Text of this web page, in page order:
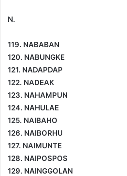
N.
119. NABABAN
120. NABUNGKE
121. NADAPDAP
122. NADEAK
123. NAHAMPUN
124. NAHULAE
125. NAIBAHO
126. NAIBORHU
127. NAIMUNTE
128. NAIPOSPOS
129. NAINGGOLAN